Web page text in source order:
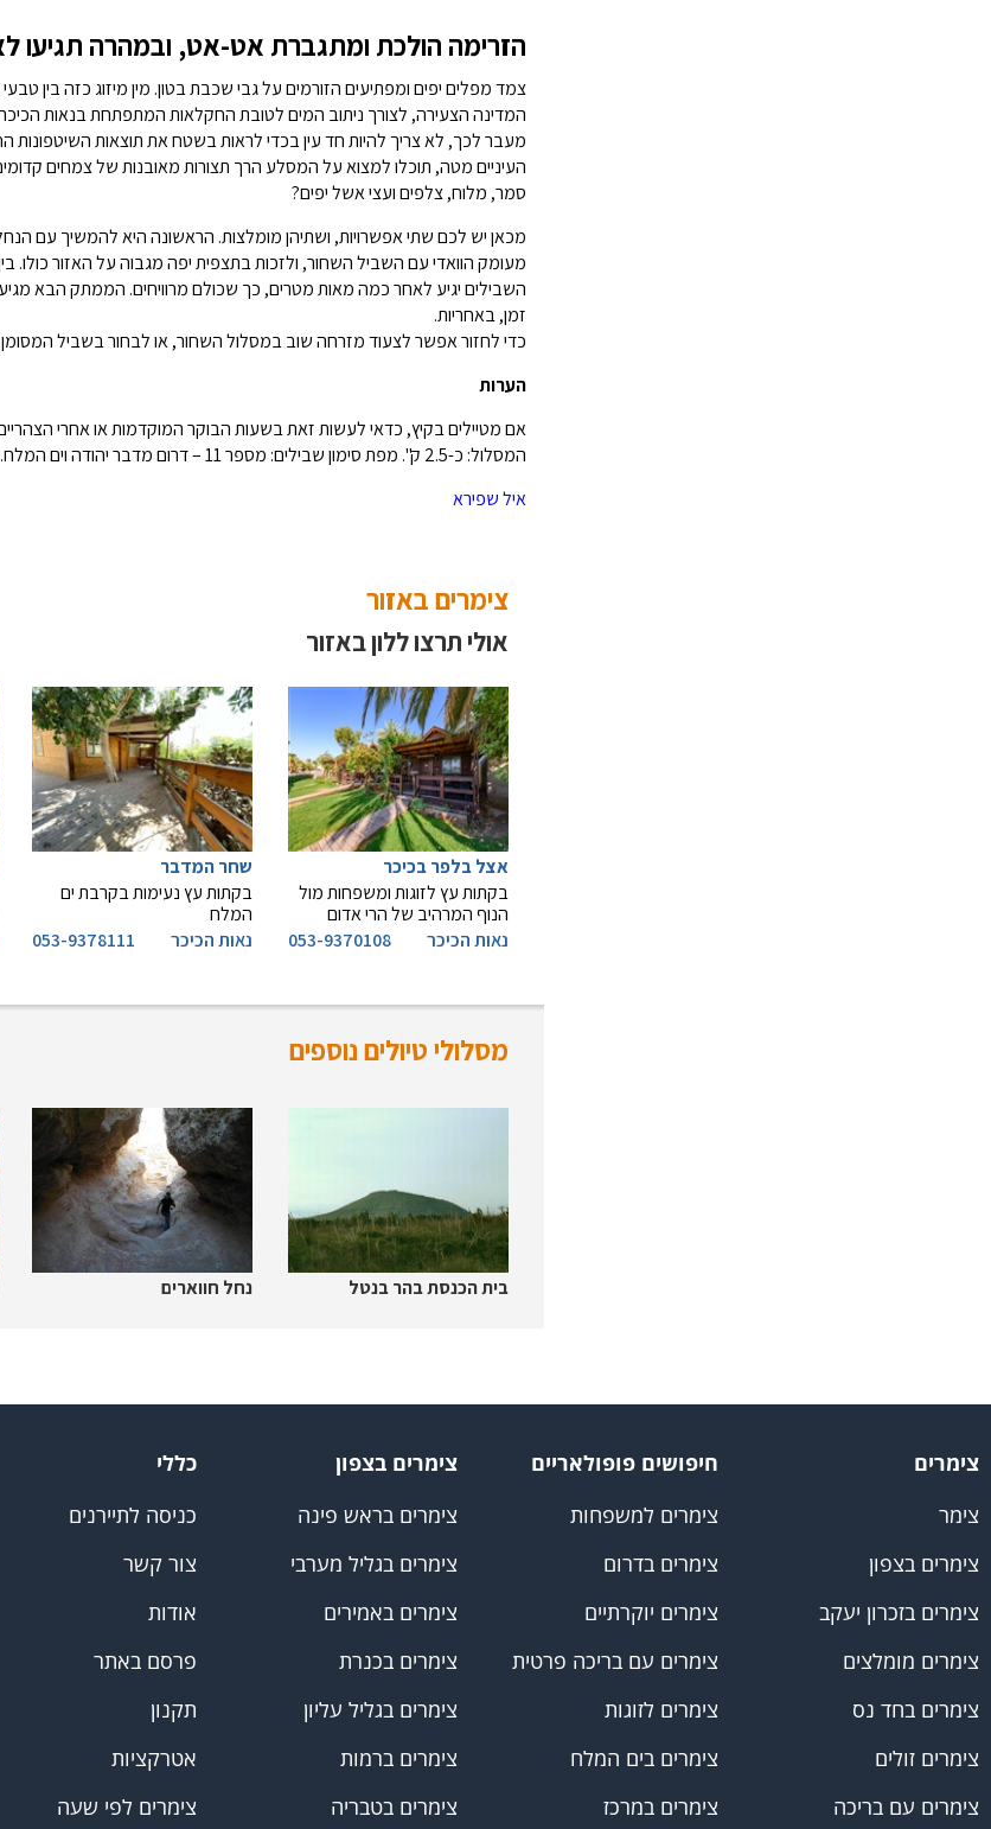
הזרימה הולכת ומתגברת אט-אט, ובמהרה תגיעו
צמד מפלים יפים ומפתיעים הזורמים על גבי שכבת בטון. מין מיזוג כזה בין
המדינה הצעירה, לצורך ניתוב המים לטובת החקלאות המתפתחת בנאות
מעבר לכך, לא צריך להיות חד עין בכדי לראות בשטח את תוצאות השיטפונות
העיניים מטה, תוכלו למצוא על המסלע הרך תצורות מאובנות של צמחים
סמר, מלוח, צלפים ועצי אשל יפים?
מכאן יש לכם שתי אפשרויות, ושתיהן מומלצות. הראשונה היא להמשיך עם
מעומק הוואדי עם השביל השחור, ולזכות בתצפית יפה מגבוה על האזור כולו.
השבילים יגיע לאחר כמה מאות מטרים, כך שכולם מרוויחים. הממתק הבא
זמן, באחריות.
כדי לחזור אפשר לצעוד מזרחה שוב במסלול השחור, או לבחור בשביל
הערות
אם מטיילים בקיץ, כדאי לעשות זאת בשעות הבוקר המוקדמות או אחרי
המסלול: כ-2.5 ק". מפת סימון שבילים: מספר 11 – דרום מדבר יהודה וים המלח.
איל שפירא
צימרים באזור
אולי תרצו ללון באזור
אצל בלפר בכיכר
בקתות עץ לזוגות ומשפחות מול
הנוף המרהיב של הרי אדום
נאות הכיכר
053-9370108
שחר המדבר
בקתות עץ נעימות בקרבת ים
המלח
נאות הכיכר
053-9378111
מסלולי טיולים נוספים
בית הכנסת בהר בנטל נחל חווארים
צימרים
צימר
צימרים בצפון
צימרים בזכרון יעקב
צימרים מומלצים
צימרים בחד נס
צימרים זולים
צימרים עם בריכה
חיפושים פופולאריים
צימרים למשפחות
צימרים בדרום
צימרים יוקרתיים
צימרים עם בריכה פרטית
צימרים לזוגות
צימרים בים המלח
צימרים במרכז
צימרים בצפון
צימרים בראש פינה
צימרים בגליל מערבי
צימרים באמירים
צימרים בכנרת
צימרים בגליל עליון
צימרים ברמות
צימרים בטבריה
כללי
כניסה לתיירנים
צור קשר
אודות
פרסם באתר
תקנון
אטרקציות
צימרים לפי שעה